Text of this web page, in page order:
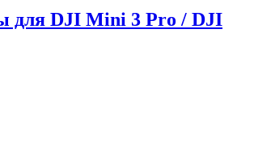
для DJI Mini 3 Pro / DJI